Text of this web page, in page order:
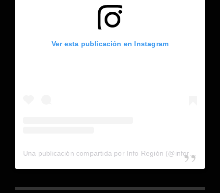
Ver esta publicación en Instagram